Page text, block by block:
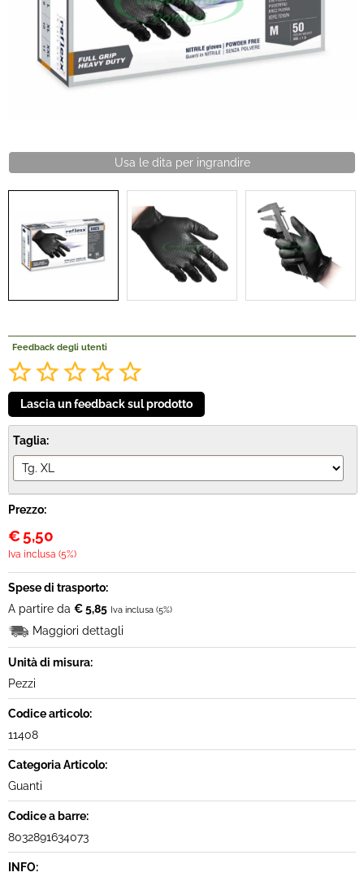
Agricoltura
Ricambi
Usa le dita per ingrandire
Feedback degli utenti
Taglia:
Prezzo:
€ 5,50
Iva inclusa (5%)
Spese di trasporto:
A partire da € 5,85 Iva inclusa (5%)
Maggiori dettagli
Unità di misura:
Pezzi
Codice articolo:
11408
Categoria Articolo:
Guanti
Codice a barre:
8032891634073
INFO: